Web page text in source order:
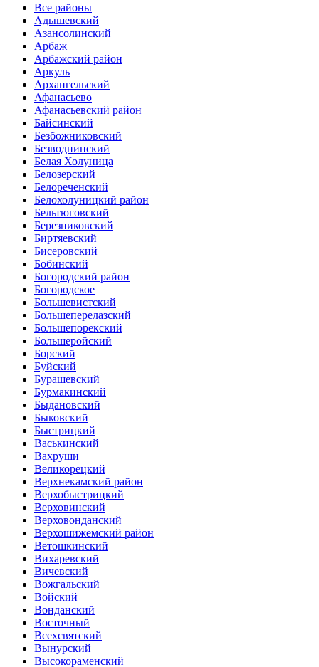
Все районы
Адышевский
Азансолинский
Арбаж
Арбажский район
Аркуль
Архангельский
Афанасьево
Афанасьевский район
Байсинский
Безбожниковский
Безводнинский
Белая Холуница
Белозерский
Белореченский
Белохолуницкий район
Бельтюговский
Березниковский
Биртяевский
Бисеровский
Бобинский
Богородский район
Богородское
Большевистский
Большеперелазский
Большепорекский
Большеройский
Борский
Буйский
Бурашевский
Бурмакинский
Быдановский
Быковский
Быстрицкий
Васькинский
Вахруши
Великорецкий
Верхнекамский район
Верхобыстрицкий
Верховинский
Верховонданский
Верхошижемский район
Ветошкинский
Вихаревский
Вичевский
Вожгальский
Войский
Вонданский
Восточный
Всехсвятский
Вынурский
Высокораменский